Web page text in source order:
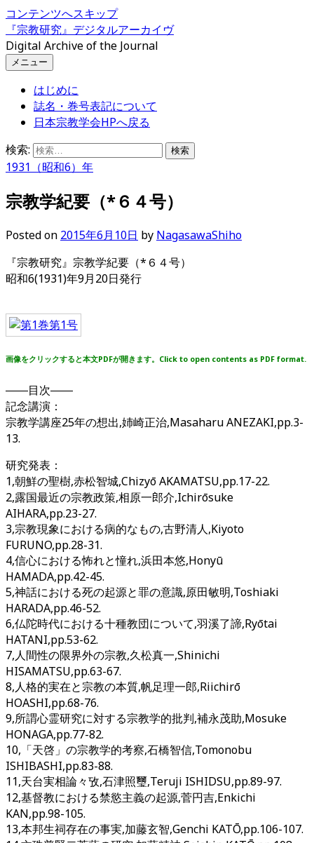
コンテンツへスキップ
『宗教研究』デジタルアーカイヴ
Digital Archive of the Journal
メニュー
はじめに
誌名・巻号表記について
日本宗教学会HPへ戻る
検索:
1931（昭和6）年
宗教学紀要（*６４号）
Postedon 2015年6月10日 by NagasawaShiho
『宗教研究』宗教学紀要（*６４号）
昭和6(1931)年9月20日発行
画像をクリックすると本文PDFが開きます。Click to open contents as PDF format.
――目次――
記念講演：
宗教学講座25年の想出,姉崎正治,Masaharu ANEZAKI,pp.3-
13.
研究発表：
1,朝鮮の聖樹,赤松智城,Chizyō AKAMATSU,pp.17-22.
2,露国最近の宗教政策,相原一郎介,Ichirōsuke
AIHARA,pp.23-27.
3,宗教現象における病的なもの,古野清人,Kiyoto
FURUNO,pp.28-31.
4,信心における怖れと憧れ,浜田本悠,Honyū
HAMADA,pp.42-45.
5,神話における死の起源と罪の意識,原田敏明,Toshiaki
HARADA,pp.46-52.
6,仏陀時代における十種教団について,羽溪了諦,Ryōtai
HATANI,pp.53-62.
7,人間性の限界外の宗教,久松真一,Shinichi
HISAMATSU,pp.63-67.
8,人格的実在と宗教の本質,帆足理一郎,Riichirō
HOASHI,pp.68-76.
9,所謂心霊研究に対する宗教学的批判,補永茂助,Mosuke
HONAGA,pp.77-82.
10,「天啓」の宗教学的考察,石橋智信,Tomonobu
ISHIBASHI,pp.83-88.
11,天台実相論々攷,石津照璽,Teruji ISHIDSU,pp.89-97.
12,基督教における禁慾主義の起源,菅円吉,Enkichi
KAN,pp.98-105.
13,本邦生祠存在の事実,加藤玄智,Genchi KATŌ,pp.106-107.